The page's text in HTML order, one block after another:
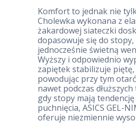
Komfort to jednak nie
Cholewka wykonana z
żakardowej siateczki
dopasowuje się do
jednocześnie świetną
Wyższy i odpowiednio
zapiętek stabilizuje piętę,
powodując przy tym
nawet podczas
gdy stopy mają tendencję
puchnięcia, ASICS GEL-
oferuje niezmiennie